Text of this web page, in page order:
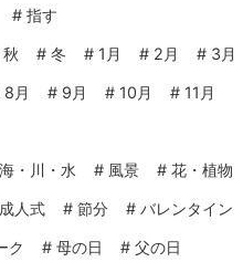
# 指す
秋 # 冬 # 1月 # 2月 # 3月
8月 # 9月 # 10月 # 11月
海・川・水 # 風景 # 花・植物
成人式 # 節分 # バレンタイン
ク # 母の日 # 父の日